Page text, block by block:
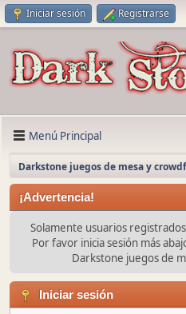
Iniciar sesión Registrarse
Menú Principal
Darkstone juegos de mesa y
¡Advertencia!
Solamente usuarios
Por favor inicia sesión más
Darkstone juegos de
Iniciar sesión